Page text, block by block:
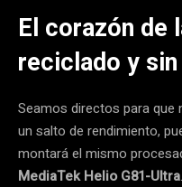
El corazón de
reciclado y
Seamos directos para que
un salto de rendimiento,
montará el mismo
MediaTek Helio G81-Ultra